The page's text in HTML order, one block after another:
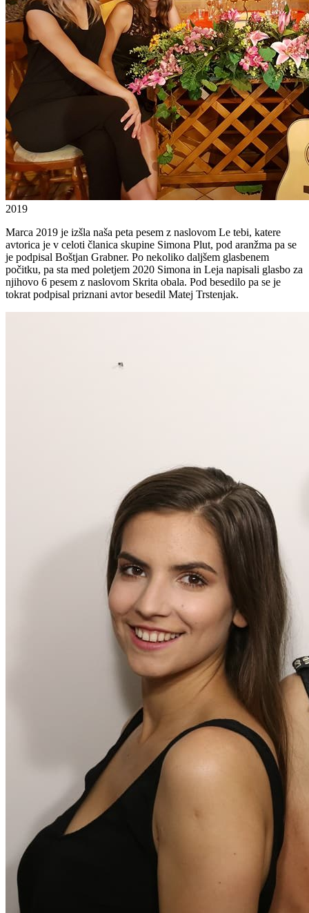
2019
Marca 2019 je izšla naša peta pesem z naslovom Le tebi, katere
avtorica je v celoti članica skupine Simona Plut, pod aranžma pa se
je podpisal Boštjan Grabner. Po nekoliko daljšem glasbenem
počitku, pa sta med poletjem 2020 Simona in Leja napisali glasbo za
njihovo 6 pesem z naslovom Skrita obala. Pod besedilo pa se je
tokrat podpisal priznani avtor besedil Matej Trstenjak.